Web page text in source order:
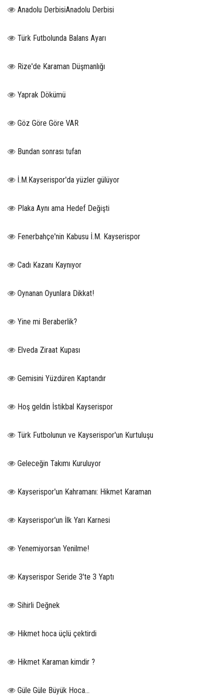
Anadolu DerbisiAnadolu Derbisi
Türk Futbolunda Balans Ayarı
Rize'de Karaman Düşmanlığı
Yaprak Dökümü
Göz Göre Göre VAR
Bundan sonrası tufan
İ.M.Kayserispor'da yüzler gülüyor
Plaka Aynı ama Hedef Değişti
Fenerbahçe'nin Kabusu İ.M. Kayserispor
Cadı Kazanı Kaynıyor
Oynanan Oyunlara Dikkat!
Yine mi Beraberlik?
Elveda Ziraat Kupası
Gemisini Yüzdüren Kaptandır
Hoş geldin İstikbal Kayserispor
Türk Futbolunun ve Kayserispor'un Kurtuluşu
Geleceğin Takımı Kuruluyor
Kayserispor'un Kahramanı: Hikmet Karaman
Kayserispor'un İlk Yarı Karnesi
Yenemiyorsan Yenilme!
Kayserispor Seride 3'te 3 Yaptı
Sihirli Değnek
Hikmet hoca üçlü çektirdi
Hikmet Karaman kimdir ?
Güle Güle Büyük Hoca...